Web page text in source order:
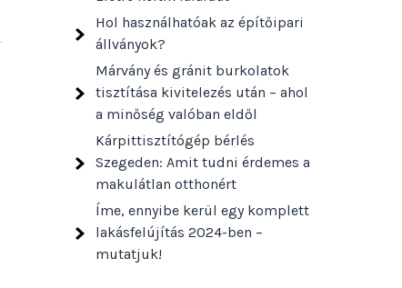
Hol használhatóak az építőipari
állványok?
Márvány és gránit burkolatok
tisztítása kivitelezés után – ahol
a minőség valóban eldől
Kárpittisztítógép bérlés
Szegeden: Amit tudni érdemes a
makulátlan otthonért
Íme, ennyibe kerül egy komplett
lakásfelújítás 2024-ben –
mutatjuk!